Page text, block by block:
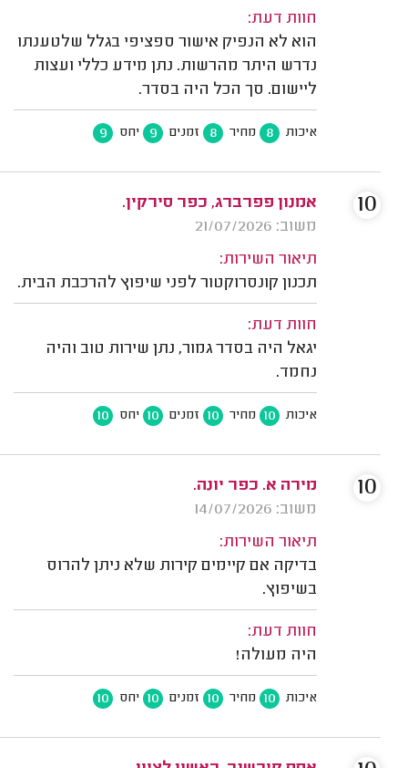
חוות דעת:
הוא לא הנפיק אישור ספציפי בגלל שלטענתו
נדרש היתר מהרשות. נתן מידע כללי ועצות
ליישום. סך הכל היה בסדר.
איכות 8 מחיר 8 זמנים 9 יחס 9
אמנון פפרברג, כפר סירקין.
משוב: 21/07/2026
תיאור השירות:
תכנון קונסרוקטור לפני שיפוץ להרכבת הבית.
חוות דעת:
יגאל היה בסדר גמור, נתן שירות טוב והיה
נחמד.
איכות 10 מחיר 10 זמנים 10 יחס 10
10
מירה א. כפר יונה.
משוב: 14/07/2026
תיאור השירות:
בדיקה אם קיימים קירות שלא ניתן להרוס
בשיפוץ.
חוות דעת:
היה מעולה!
איכות 10 מחיר 10 זמנים 10 יחס 10
10